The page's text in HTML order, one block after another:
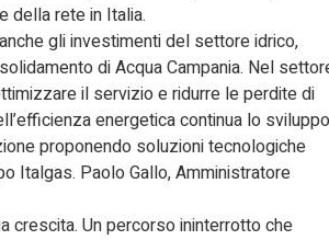
della rete in Italia.
gli investimenti del settore idrico,
di Acqua Campania. Nel
il servizio e ridurre le perdite di
energetica continua lo sviluppo
proponendo soluzioni tecnologiche
Italgas. Paolo Gallo, Amministratore
crescita. Un percorso ininterrotto che